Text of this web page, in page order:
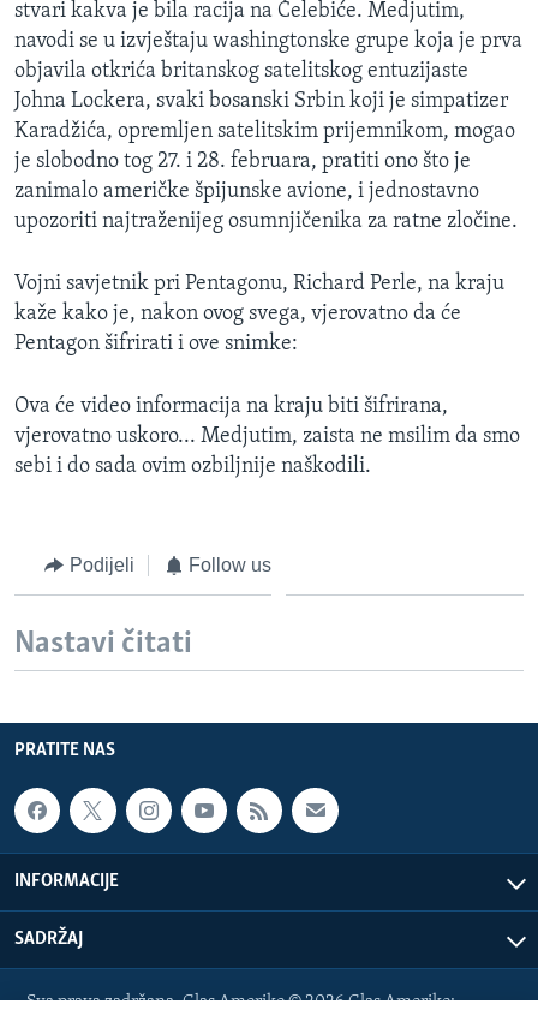
stvari kakva je bila racija na Čelebiće. Medjutim,
navodi se u izvještaju washingtonske grupe koja je prva
objavila otkrića britanskog satelitskog entuzijaste
Johna Lockera, svaki bosanski Srbin koji je simpatizer
Karadžića, opremljen satelitskim prijemnikom, mogao
je slobodno tog 27. i 28. februara, pratiti ono što je
zanimalo američke špijunske avione, i jednostavno
upozoriti najtraženijeg osumnjičenika za ratne zločine.
Vojni savjetnik pri Pentagonu, Richard Perle, na kraju
kaže kako je, nakon ovog svega, vjerovatno da će
Pentagon šifrirati i ove snimke:
Ova će video informacija na kraju biti šifrirana,
vjerovatno uskoro... Medjutim, zaista ne msilim da smo
sebi i do sada ovim ozbiljnije naškodili.
Podijeli Follow us
Nastavi čitati
PRATITE NAS
INFORMACIJE
SADRŽAJ
Sva prava zadržana. Glas Amerike © 2026 Glas Amerike: